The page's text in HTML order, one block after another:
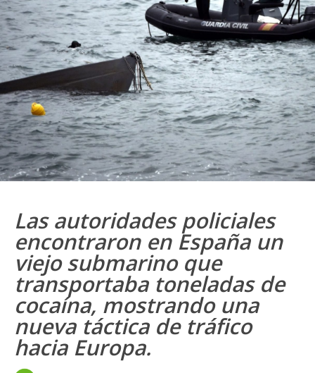
Las autoridades policiales
encontraron en España un
viejo submarino que
transportaba toneladas de
cocaína, mostrando una
nueva táctica de tráfico
hacia Europa.